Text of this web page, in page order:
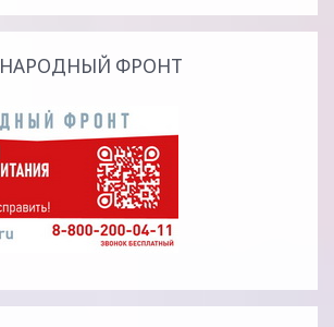
НАРОДНЫЙ ФРОНТ